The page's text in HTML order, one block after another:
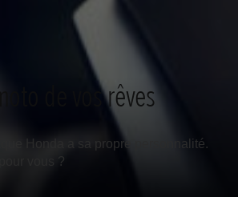
de vos rêves
Honda a sa propre personnalité.
vous ?